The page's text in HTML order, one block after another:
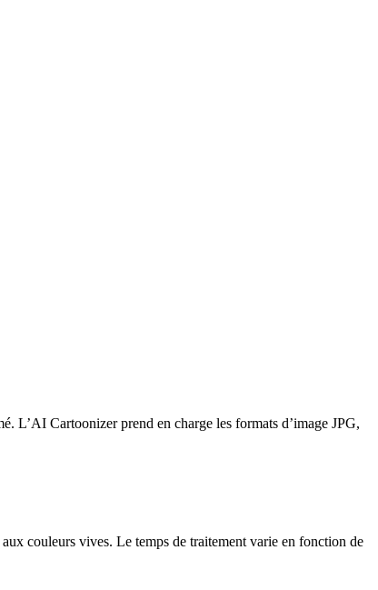
L’AI Cartoonizer prend en charge les formats d’image JPG,
couleurs vives. Le temps de traitement varie en fonction de